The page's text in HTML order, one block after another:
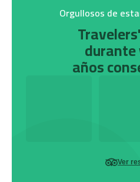
Orgullosos de
años
Ver